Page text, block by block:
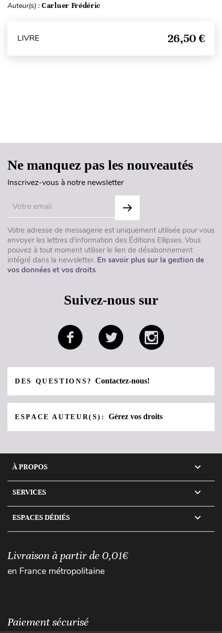
Auteur(s) : Carluer Frédéric
LIVRE 26,50 €
Ne manquez pas les nouveautés
Inscrivez-vous à notre newsletter
Votre adresse de messagerie est uniquement utilisée pour vous
envoyer les lettres d'information des Éditions Ellipses. Vous
pouvez à tout moment utiliser le lien de désabonnement
intégré dans la newsletter. En savoir plus sur la gestion de
vos données et vos droits
Suivez-nous sur
DES QUESTIONS?Contactez-nous!
ESPACE AUTEUR(S):Gérez vos droits
À PROPOS 
SERVICES 
ESPACES DÉDIÉS 
Livraison à partir de 0,01€
en France métropolitaine
Paiement sécurisé